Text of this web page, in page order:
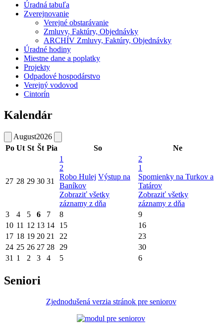
Úradná tabuľa
Zverejnovanie
Verejné obstarávanie
Zmluvy, Faktúry, Objednávky
ARCHÍV Zmluvy, Faktúry, Objednávky
Úradné hodiny
Miestne dane a poplatky
Projekty
Odpadové hospodárstvo
Verejný vodovod
Cintorín
Kalendár
August2026
Po Ut St Št Pia So Ne
27 28 29 30 31
1
2
Robo Hulej Výstup na
Baníkov
Zobraziť všetky
záznamy z dňa
2
1
Spomienky na Turkov a
Tatárov
Zobraziť všetky
záznamy z dňa
3
4 5 6 7 8
9
10 11 12 13 14 15
16
17 18 19 20 21 22
23
24 25 26 27 28 29
30
31 1 2 3 4 5 6
Seniori
Zjednodušená verzia stránok pre seniorov